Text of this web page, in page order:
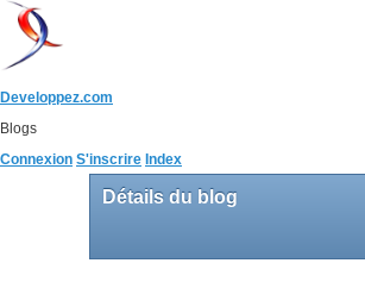
Developpez.com
Blogs
Connexion S'inscrire Index
Détails du blog